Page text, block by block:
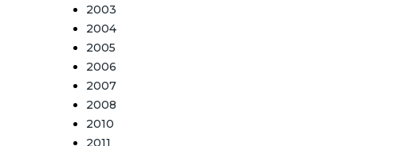
2003
2004
2005
2006
2007
2008
2010
2011